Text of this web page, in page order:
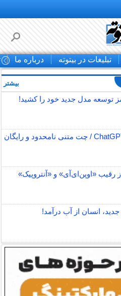
تبلیغات در بیتوته درباره ما
توسعه مدل جدید خود را کشید!
رقیب «اوپن‌ای‌آی» و «آنتروپیک»
انسان از آب درآمد!
بیشتر